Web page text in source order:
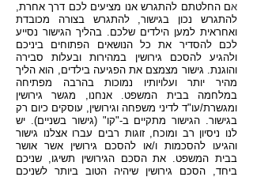
אם החלטתם להתגרש אנו מציעים לכם דרך אחרת,
להתגרש נכון בגישור, להתגרש בצורה מכובדת
ואחראית למען הילדים שלכם. בהליך הגישור נסייע
לכם להסדיר את כל הנושאים הפתוחים ביניכם
ולהגיע להסכם גירושין במהירות ובעלות סבירה
והוגנת. גישור מצמצם את הפגיעה בילדים, הוא הליך
מהיר יותר ועלויותיו נמוכות בהרבה מפתיחה
במלחמה בבית המשפט. אנחנו, מגשר גירושין
ומגשרת/עו"ד לדיני משפחה וגירושין, עוסקים כיום רק
בגישור. הגישור מתקיים ב-"קו" (גישור בשניים). יש
לנו ניסיון רב ומוכח, זוגות רבים עברו אצלנו גישור
והגיעו להסכמות ו/או להסכם גירושין אשר אושר
בבית המשפט. את הסכם הגירושין תשיגו, שניכם
ביחד, הסכם גירושין שיהיה הטוב ביותר לשניכם